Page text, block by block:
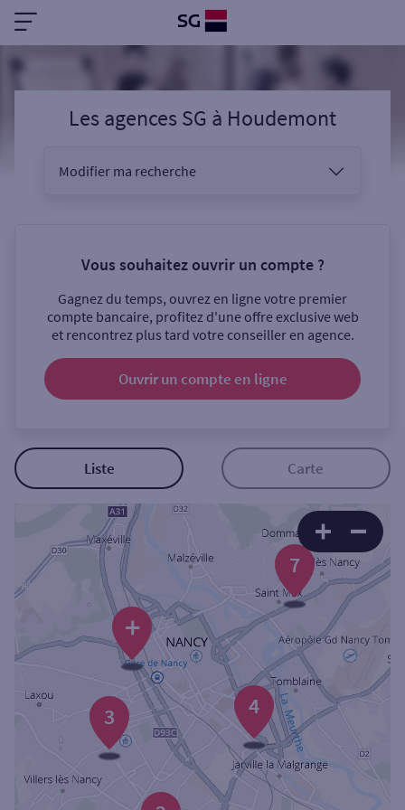
Les agences SG à Houdemont
Modifier ma recherche
Sélectionnez votre recherche
Ouverte le samedi
Coffre-fort
ou
Ville / Code postal
Rechercher
Vous souhaitez ouvrir un compte ?
Gagnez du temps, ouvrez en ligne votre premier
compte bancaire, profitez d'une offre exclusive web
et rencontrez plus tard votre conseiller en agence.
Ouvrir un compte en ligne
Liste Carte
7
+
4
3